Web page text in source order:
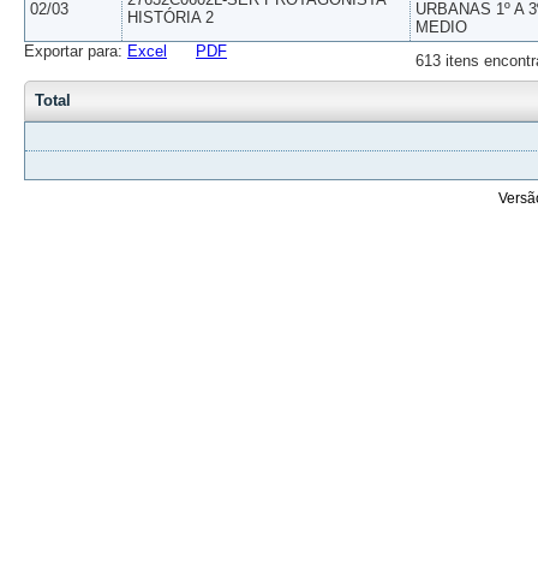
02/03
HISTÓRIA 2
URBANAS 1º A
MEDIO
613 itens
Exportar para: Excel PDF
Total